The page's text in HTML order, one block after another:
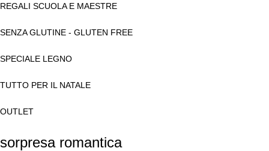
REGALI SCUOLA E MAESTRE
SENZA GLUTINE - GLUTEN FREE
SPECIALE LEGNO
TUTTO PER IL NATALE
OUTLET
sorpresa romantica